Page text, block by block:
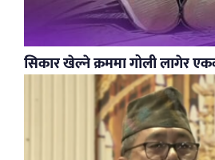
सिकार खेल्ने क्रममा गोली लागेर